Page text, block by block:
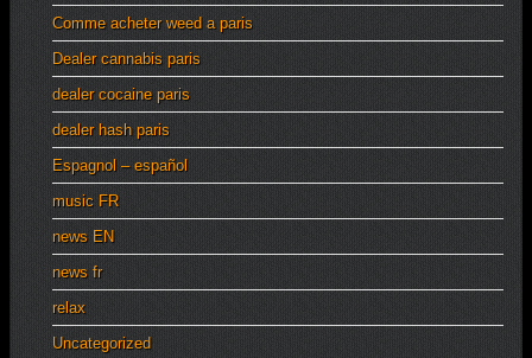
Comme acheter weed a paris
Dealer cannabis paris
dealer cocaine paris
dealer hash paris
Espagnol – español
music FR
news EN
news fr
relax
Uncategorized